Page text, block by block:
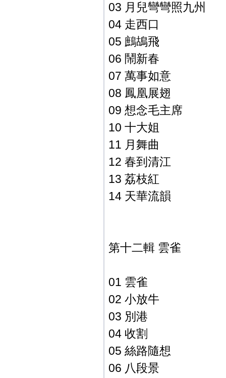
03 月兒彎彎照九州
04 走西口
05 鷓鴣飛
06 鬧新春
07 萬事如意
08 鳳凰展翅
09 想念毛主席
10 十大姐
11 月舞曲
12 春到清江
13 荔枝紅
14 天華流韻
第十二輯 雲雀
01 雲雀
02 小放牛
03 別港
04 收割
05 絲路隨想
06 八段景